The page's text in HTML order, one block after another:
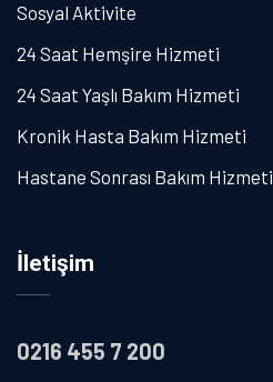
Sosyal Aktivite
24 Saat Hemşire Hizmeti
24 Saat Yaşlı Bakım Hizmeti
Kronik Hasta Bakım Hizmeti
Hastane Sonrası Bakım Hizmeti
İletişim
0216 455 7 200